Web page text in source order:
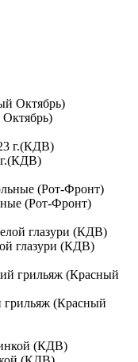
г.(КДВ)
(Рот-Фронт)
глазури (КДВ)
грильяж (Красный